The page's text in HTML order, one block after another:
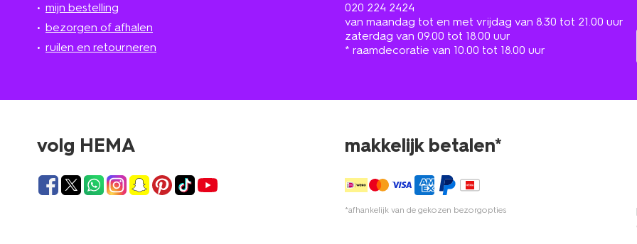
mijn bestelling
bezorgen of afhalen
ruilen en retourneren
020 224 2424
van maandag tot en met vrijdag van 8.30 tot 21.00 uur
zaterdag van 09.00 tot 18.00 uur
* raamdecoratie van 10.00 tot 18.00 uur
volg HEMA makkelijk betalen*
*afhankelijk van de gekozen bezorgopties